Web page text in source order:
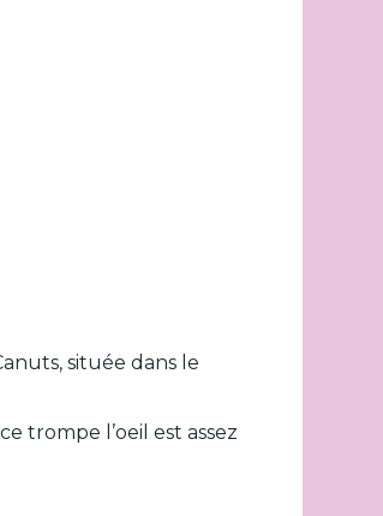
située dans le
trompe l’oeil est assez